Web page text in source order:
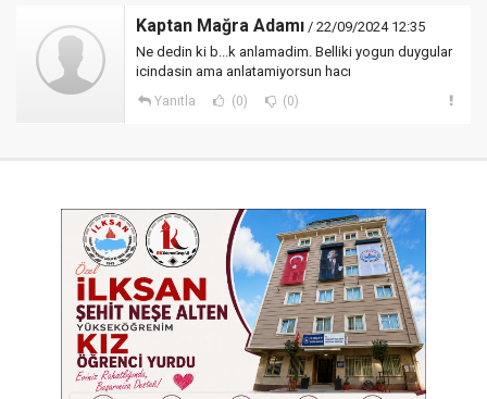
Kaptan Mağra Adamı / 22/09/2024 12:35
Ne dedin ki b...k anlamadim. Belliki yogun duygular
icindasin ama anlatamiyorsun hacı
Yanıtla (0) (0)